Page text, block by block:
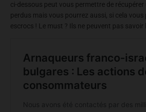
ci-dessous peut vous permettre de
perdus mais vous pourrez aussi, si cela vous
escrocs ! Le must ? Ils ne peuvent pas savoir